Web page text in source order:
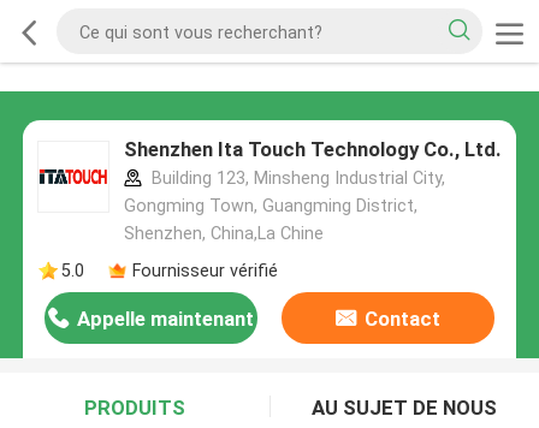
Shenzhen Ita Touch Technology Co., Ltd.
Building 123, Minsheng Industrial City,
Gongming Town, Guangming District,
Shenzhen, China,La Chine
5.0
Fournisseur vérifié
Appelle maintenant Contact
PRODUITS AU SUJET DE NOUS